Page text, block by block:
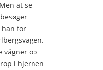
at se
han for
vågner op
i hjernen